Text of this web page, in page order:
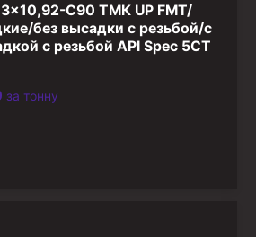
C90 ТМК UP FMT/
без высадки с резьбой/с
с резьбой API Spec 5CT
за тонну